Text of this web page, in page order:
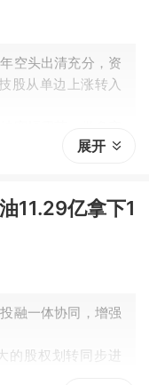
空头出清充分，资
股从单边上涨转入
后，核心变量在于
展开
11.29亿拿下1
融一体协同，增强
股权划转同步进